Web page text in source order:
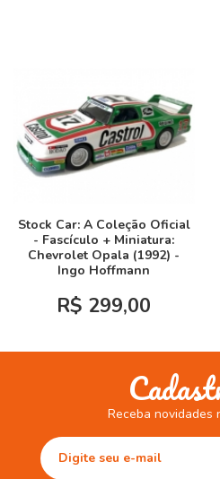
Stock Car: A Coleção Oficial
- Fascículo + Miniatura:
Chevrolet Opala (1992) -
Ingo Hoffmann
R$ 299,00
Receba novidades